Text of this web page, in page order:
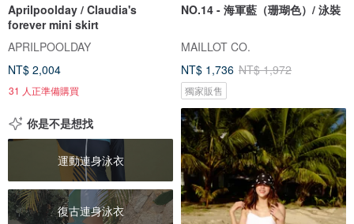
Aprilpoolday / Claudia's
forever mini skirt
APRILPOOLDAY
NT$ 2,004
31 人正準備購買
NO.14 - 海軍藍（珊瑚色）/ 泳裝
MAILLOT CO.
NT$ 1,736 NT$ 1,972
獨家販售
你是不是想找
運動連身泳衣
復古連身泳衣